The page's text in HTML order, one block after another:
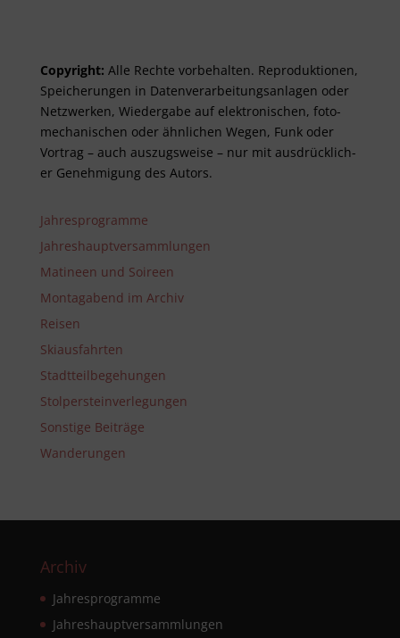
Copyright: Alle Rechte vor­be­halt­en. Re­pro­duktionen,
Spei­cher­ungen in Daten­ver­arbeitungs­anlag­en oder
Netz­werken, Wieder­gabe auf elektro­nisch­en, foto­
mech­anisch­en oder ähnlich­en Wegen, Funk oder
Vor­trag – auch aus­zugs­weise – nur mit aus­drück­lich­
er Genehm­ig­ung des Autors.
Jahresprogramme
Jahreshauptversammlungen
Matineen und Soireen
Montagabend im Archiv
Reisen
Skiausfahrten
Stadtteilbegehungen
Stolpersteinverlegungen
Sonstige Beiträge
Wanderungen
Archiv
Jahresprogramme
Jahreshauptversammlungen